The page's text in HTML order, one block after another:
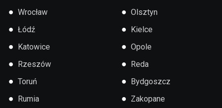
● Wrocław
● Łódź
● Katowice
● Rzeszów
● Toruń
● Rumia
● Olsztyn
● Kielce
● Opole
● Reda
● Bydgoszcz
● Zakopane